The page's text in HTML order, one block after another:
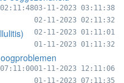
03-11-2023 03:11:38
02-11-2023 02:11:32
02-11-2023 01:11:01
01-11-2023 01:11:32
01-11-2023 12:11:06
01-11-2023 07:11:35